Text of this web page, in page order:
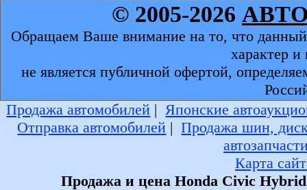
© 2005-2026
Обращаем Ваше внимание на то, что
характер
не является публичной офертой,
Продажа автомобилей | Японские
Отправка автомобилей |Продажа шин,
Карта
Продажа и цена Honda Civic